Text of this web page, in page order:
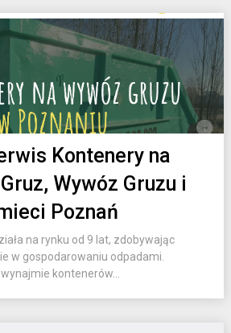
Kontenery na
Wywóz Gruzu i
Poznań
na rynku od 9 lat, zdobywając
w gospodarowaniu odpadami.
kontenerów...